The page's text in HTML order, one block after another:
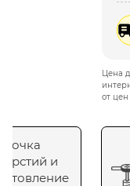
Цена
от
и